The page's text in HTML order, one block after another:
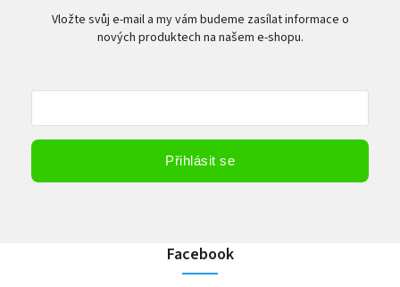
Vložte svůj e-mail a my vám budeme zasílat informace o
nových produktech na našem e-shopu.
Přihlásit se
Facebook